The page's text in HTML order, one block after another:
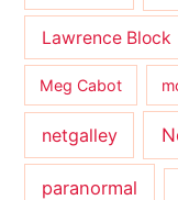
Lawrence Block
Meg Cabot
netgalley
paranormal